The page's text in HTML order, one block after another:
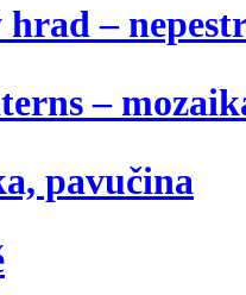
–
–
pavučina